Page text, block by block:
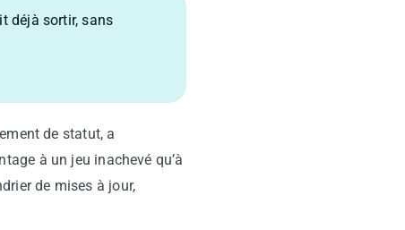
déjà sortir, sans
de statut, a
à un jeu inachevé qu’à
de mises à jour,